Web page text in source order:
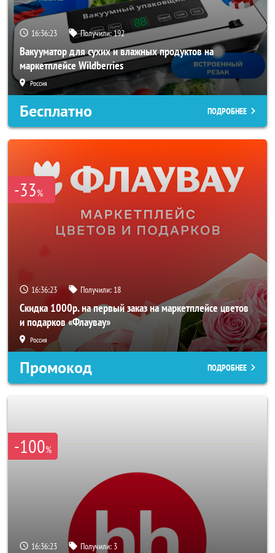
16:36:20 Получили:192
Вакууматор для сухих и влажных продуктов на
маркетплейсе Wildberries
Россия
Бесплатно ПОДРОБНЕЕ
-33%
16:36:20 Получили: 18
Скидка 1000р. на первый заказ на маркетплейсе цветов
и подарков «Флаувау»
Россия
Промокод ПОДРОБНЕЕ
-100%
16:36:20 Получили: 3